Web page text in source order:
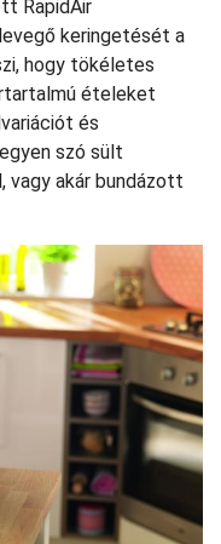
RapidAir
keringetését a
hogy tökéletes
ételeket
és
szó sült
vagy akár bundázott